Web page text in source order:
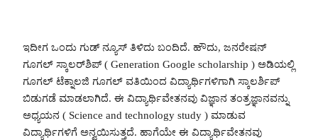
ಇದೀಗ ಒಂದು ಗುಡ್ ನ್ಯೂಸ್ ತಿಳಿದು ಬಂದಿದೆ. ಹೌದು, ಜನರೇಷನ್
ಗೂಗಲ್ ಸ್ಕಾಲರ್‌ಶಿಪ್ ( Generation Google scholarship ) ಅಡಿಯಲ್ಲಿ
ಗೂಗಲ್ ಟೆಕ್ನಾಲಜಿ ಗೂಗಲ್ ವತಿಯಿಂದ ವಿದ್ಯಾರ್ಥಿಗಳಿಗಾಗಿ ಸ್ಕಾಲರ್ಶಿಪ್
ಬಿಡುಗಡೆ ಮಾಡಲಾಗಿದೆ. ಈ ವಿದ್ಯಾರ್ಥಿವೇತನವು ವಿಜ್ಞಾನ ತಂತ್ರಜ್ಞಾನವನ್ನು
ಅಧ್ಯಯನ ( Science and technology study ) ಮಾಡುವ
ವಿದ್ಯಾರ್ಥಿಗಳಿಗೆ ಅನ್ವಯಿಸುತ್ತದೆ. ಹಾಗೆಯೇ ಈ ವಿದ್ಯಾರ್ಥಿವೇತನವು